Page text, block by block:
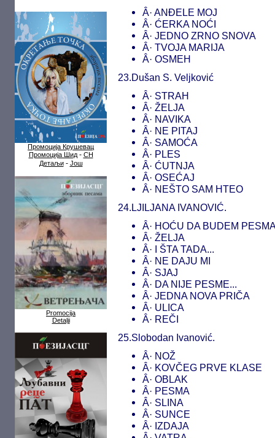
Промоција Крушевац
Промоција Шид- СН
Детаљи- Још
Promocija
Detalji
Â· ANĐELE MOJ
Â· ĆERKA NOĆI
Â· JEDNO ZRNO SNOVA
Â· TVOJA MARIJA
Â· OSMEH
23.Dušan S. Veljković
Â· STRAH
Â· ŽELJA
Â· NAVIKA
Â· NE PITAJ
Â· SAMOĆA
Â· PLES
Â· ĆUTNJA
Â· OSEĆAJ
Â· NEŠTO SAM HTEO
24.LJILJANA IVANOVIĆ.
Â· HOĆU DA BUDEM
Â· ŽELJA
Â· I ŠTA TADA...
Â· NE DAJU MI
Â· SJAJ
Â· DA NIJE PESME...
Â· JEDNA NOVA PRIČA
Â· ULICA
Â· REČI
25.Slobodan Ivanović.
Â· NOŽ
Â· KOVČEG PRVE KLASE
Â· OBLAK
Â· PESMA
Â· SLINA
Â· SUNCE
Â· IZDAJA